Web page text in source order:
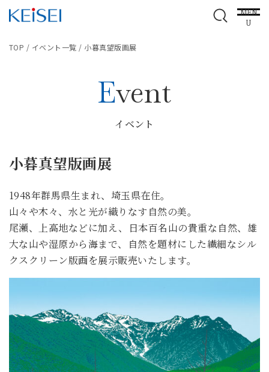
MEN
U
TOP / イベント一覧 / 小暮真望版画展
Event
イベント
小暮真望版画展
1948年群馬県生まれ、埼玉県在住。
山々や木々、水と光が織りなす自然の美。
尾瀬、上高地などに加え、日本百名山の貴重な自然、雄
大な山や湿原から海まで、自然を題材にした繊細なシル
クスクリーン版画を展示販売いたします。